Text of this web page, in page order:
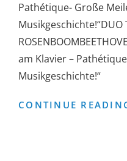
Pathétique- Große
Musikgeschichte!“DUO
am Klavier –
Musikgeschichte!“
CONTINUE